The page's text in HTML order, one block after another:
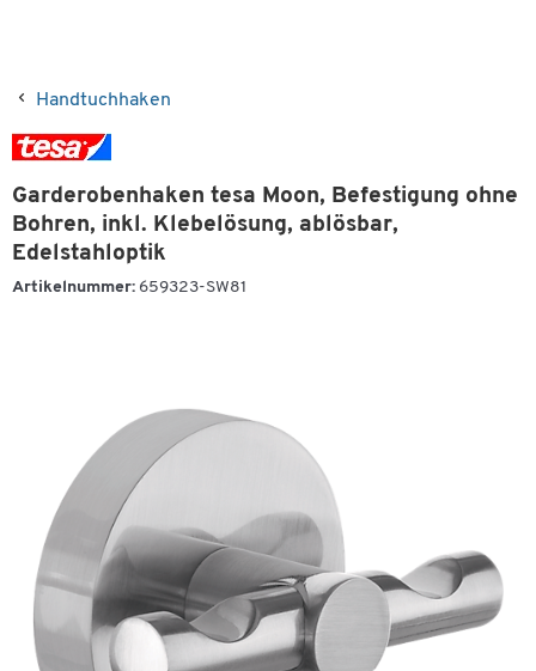
Handtuchhaken
Garderobenhaken tesa Moon, Befestigung ohne
Bohren, inkl. Klebelösung, ablösbar,
Edelstahloptik
Artikelnummer: 659323-SW81